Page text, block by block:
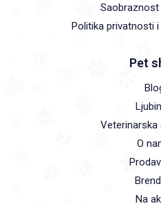
Saobraznost
Politika privatnosti
Pet
Veterinarska
O
Na